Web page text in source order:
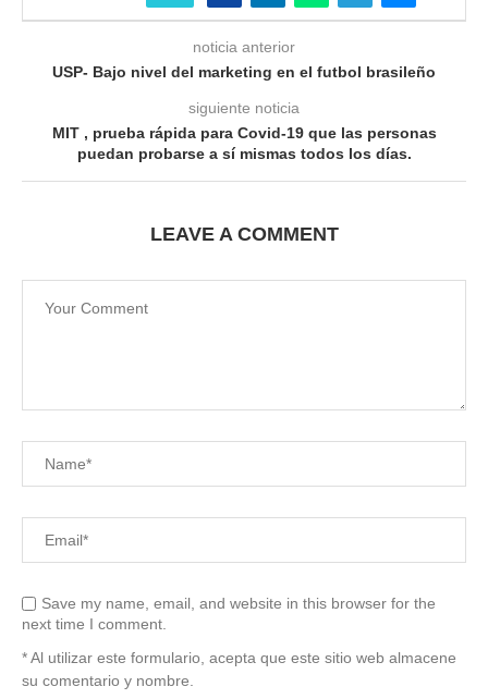
noticia anterior
USP- Bajo nivel del marketing en el futbol brasileño
siguiente noticia
MIT , prueba rápida para Covid-19 que las personas
puedan probarse a sí mismas todos los días.
LEAVE A COMMENT
Save my name, email, and website in this browser for the
next time I comment.
* Al utilizar este formulario, acepta que este sitio web almacene
su comentario y nombre.